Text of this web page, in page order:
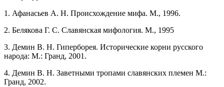
1. Афанасьев А. Н. Происхождение мифа. М., 1996.
2. Белякова Г. С. Славянская мифология. М., 1995
3. Демин В. Н. Гиперборея. Исторические корни русского
народа: М.: Гранд, 2001.
4. Демин В. Н. Заветными тропами славянских племен М.:
Гранд, 2002.